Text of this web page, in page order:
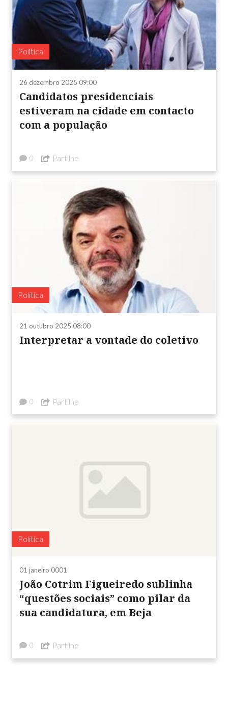
Política
26 dezembro 2025 09:00
Candidatos presidenciais
estiveram na cidade em contacto
com a população
0 Partilhe
Política
21 outubro 2025 08:00
Interpretar a vontade do coletivo
0 Partilhe
Política
01 janeiro 0001
João Cotrim Figueiredo sublinha
“questões sociais” como pilar da
sua candidatura, em Beja
0 Partilhe